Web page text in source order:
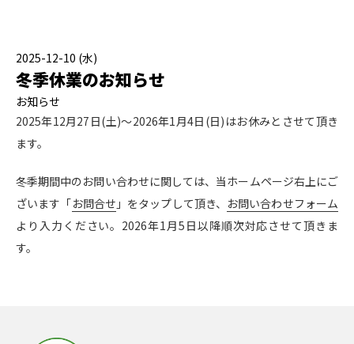
2025-12-10 (水)
冬季休業のお知らせ
お知らせ
2025年12月27日(土)〜2026年1月4日(日)はお休みとさせて頂き
ます。
冬季期間中のお問い合わせに関しては、当ホームページ右上にご
ざいます「お問合せ 」をタップして頂き、 お問い合わせフォーム
より入力ください。2026年1月5日以降順次対応させて頂きま
す。